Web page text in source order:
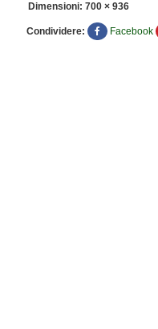
Dimensioni: 700 × 936
Condividere: Facebook